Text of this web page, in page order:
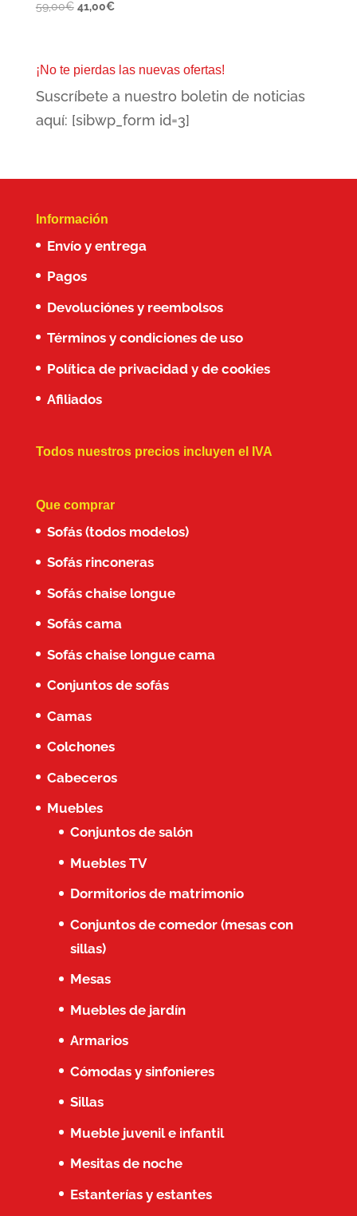
59,00€ El
41,00€El
¡No te pierdas las nuevas ofertas!
Suscríbete a nuestro boletin de noticias
aquí: [sibwp_form id=3]
Información
Envío y entrega
Pagos
Devoluciónes y reembolsos
Términos y condiciones de uso
Política de privacidad y de cookies
Afiliados
Todos nuestros precios incluyen el IVA
Que comprar
Sofás (todos modelos)
Sofás rinconeras
Sofás chaise longue
Sofás cama
Sofás chaise longue cama
Conjuntos de sofás
Camas
Colchones
Cabeceros
Muebles
Conjuntos de salón
Muebles TV
Dormitorios de matrimonio
Conjuntos de comedor (mesas con
sillas)
Mesas
Muebles de jardín
Armarios
Cómodas y sinfonieres
Sillas
Mueble juvenil e infantil
Mesitas de noche
Estanterías y estantes